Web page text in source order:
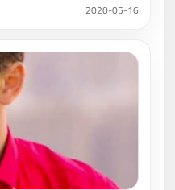
2020-05-16